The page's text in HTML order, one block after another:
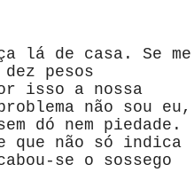
lá de casa. Se me
pesos
isso a nossa
não sou eu,
dó nem piedade.
que não só indica
se o sossego